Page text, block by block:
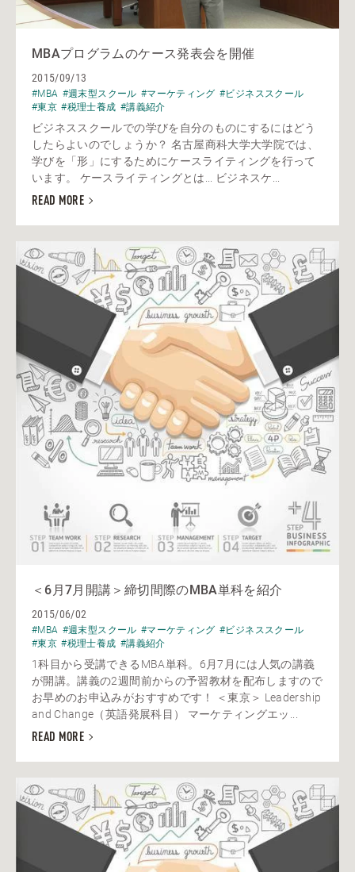
MBAプログラムのケース発表会を開催
2015/09/13
#MBA #週末型スクール #マーケティング #ビジネススクール
#東京 #税理士養成 #講義紹介
ビジネススクールでの学びを自分のものにするにはどう
したらよいのでしょうか？ 名古屋商科大学大学院では、
学びを「形」にするためにケースライティングを行って
います。 ケースライティングとは... ビジネスケ...
READ MORE
＜6月7月開講＞締切間際のMBA単科を紹介
2015/06/02
#MBA #週末型スクール #マーケティング #ビジネススクール
#東京 #税理士養成 #講義紹介
1科目から受講できるMBA単科。6月7月には人気の講義
が開講。講義の2週間前からの予習教材を配布しますので
お早めのお申込みがおすすめです！ ＜東京＞ Leadership
and Change（英語発展科目） マーケティングエッ...
READ MORE